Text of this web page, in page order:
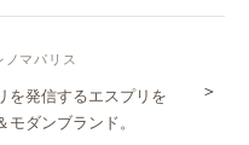
ノマパリス
を発信するエスプリを
ダンブランド。
＞